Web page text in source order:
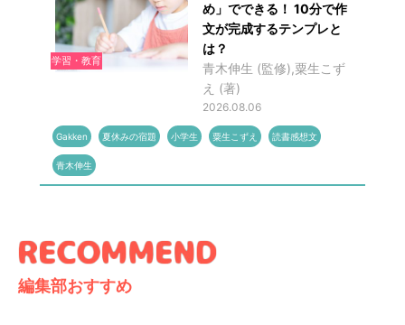
学習・教育
め」でできる！ 10分で作
文が完成するテンプレと
は？
青木伸生 (監修),粟生こず
え (著)
2026.08.06
Gakken 夏休みの宿題 小学生 粟生こずえ 読書感想文
青木伸生
編集部おすすめ